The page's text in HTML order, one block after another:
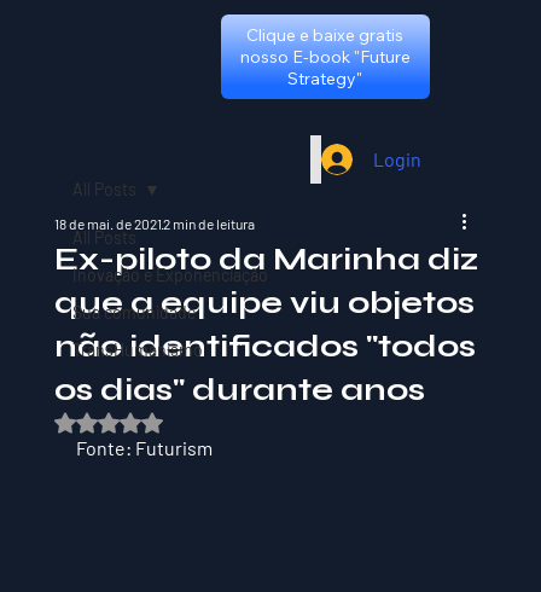
Clique e baixe gratis
nosso E-book "Future
Strategy"
Login
All Posts
Inovação e Exponenciação
Sua comunidade
TransHumanismo
All Posts
Ex-piloto da Marinha diz
que a equipe viu objetos
não identificados "todos
os dias" durante anos
18 de mai. de 20212 min de leitura
Avaliado com NaN de 5 estrelas.
Fonte: Futurism